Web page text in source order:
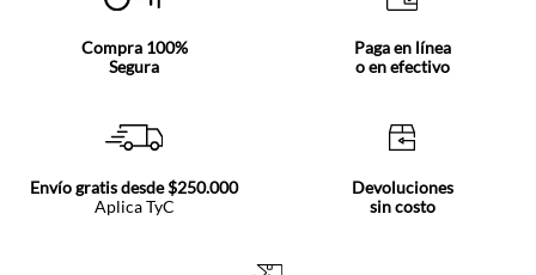
Compra 100%
Segura
Paga en línea
o en efectivo
Envío gratis desde $250.000
Aplica TyC
Devoluciones
sin costo